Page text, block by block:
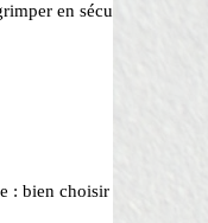
en sécurité
: bien choisir et utiliser ce